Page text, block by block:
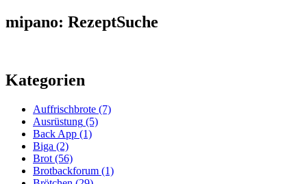
mipano: RezeptSuche
Kategorien
Auffrischbrote (7)
Ausrüstung (5)
Back App (1)
Biga (2)
Brot (56)
Brotbackforum (1)